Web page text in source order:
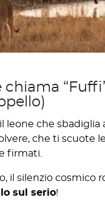
che
che ti scuote
firmati.
il silenzio
sul serio!